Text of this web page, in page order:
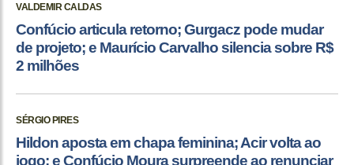
VALDEMIR CALDAS
Confúcio articula retorno; Gurgacz pode mudar
de projeto; e Maurício Carvalho silencia sobre R$
2 milhões
SÉRGIO PIRES
Hildon aposta em chapa feminina; Acir volta ao
jogo; e Confúcio Moura surpreende ao renunciar